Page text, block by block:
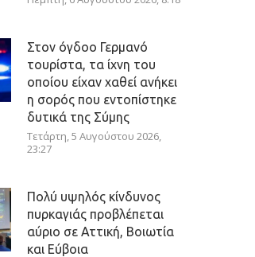
Στον όγδοο Γερμανό
τουρίστα, τα ίχνη του
οποίου είχαν χαθεί ανήκει
η σορός που εντοπίστηκε
δυτικά της Σύμης
Τετάρτη, 5 Αυγούστου 2026,
23:27
Πολύ υψηλός κίνδυνος
πυρκαγιάς προβλέπεται
αύριο σε Αττική, Βοιωτία
και Εύβοια